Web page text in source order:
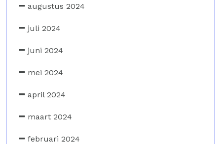
augustus 2024
juli 2024
juni 2024
mei 2024
april 2024
maart 2024
februari 2024